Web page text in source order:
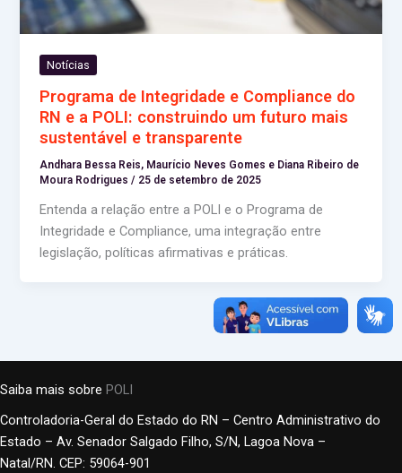
Notícias
Programa de Integridade e Compliance do
RN e a POLI: construindo um futuro mais
sustentável e transparente
Andhara Bessa Reis, Maurício Neves Gomes e Diana Ribeiro de
Moura Rodrigues/ 25 de setembro de 2025
Entenda a relação entre a POLI e o Programa de
Integridade e Compliance, uma integração entre
legislação, políticas afirmativas e práticas.
Saiba mais sobre POLI
Controladoria-Geral do Estado do RN – Centro Administrativo do
Estado – Av. Senador Salgado Filho, S/N, Lagoa Nova –
Natal/RN. CEP: 59064-901